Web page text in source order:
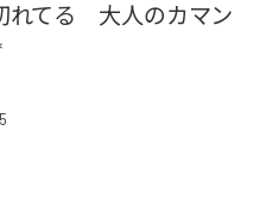
てる 大人のカマン